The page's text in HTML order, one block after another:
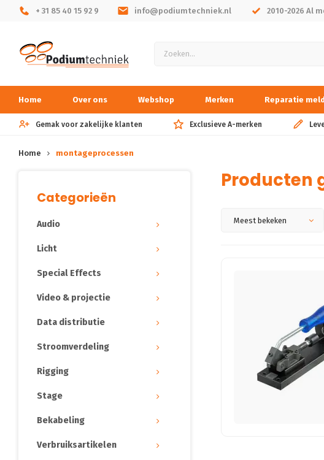
+ 31 85 40 15 92 9 info@podiumtechniek.nl 2010-2026 Al
Home Over ons Webshop Merken Reparatie
Gemak voor zakelijke klanten Exclusieve A-merken
Home montageprocessen
Categorieën
Audio
Licht
Special Effects
Video & projectie
Data distributie
Stroomverdeling
Rigging
Stage
Bekabeling
Verbruiksartikelen
Producten
Meest bekeken